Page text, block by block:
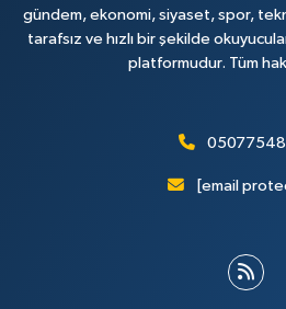
gündem, ekonomi, siyaset, spor,
tarafsız ve hızlı bir şekilde
platformudur. Tüm
[email